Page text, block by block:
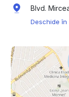
Blvd.
Deschide în